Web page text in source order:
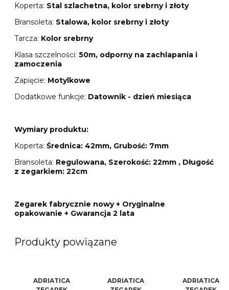
Koperta: Stal szlachetna, kolor srebrny i złoty
Bransoleta: Stalowa, kolor srebrny i złoty
Tarcza: Kolor srebrny
Klasa szczelności: 50m, odporny na zachlapania i
zamoczenia
Zapięcie: Motylkowe
Dodatkowe funkcje: Datownik - dzień miesiąca
Wymiary produktu:
Koperta: Średnica: 42mm, Grubość: 7mm
Bransoleta: Regulowana, Szerokość: 22mm , Długość
z zegarkiem: 22cm
Zegarek fabrycznie nowy + Oryginalne
opakowanie + Gwarancja 2 lata
Produkty powiązane
ADRIATICA
ADRIATICA
ADRIATICA